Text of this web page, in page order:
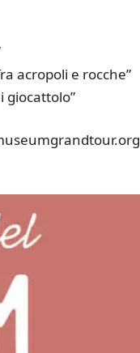
acropoli e rocche”
giocattolo”